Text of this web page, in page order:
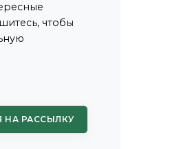
чтобы
НА РАССЫЛКУ